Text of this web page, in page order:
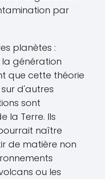
par
planètes :
génération
que cette théorie
d'autres
sont
la Terre. Ils
naître
de matière non
ou les